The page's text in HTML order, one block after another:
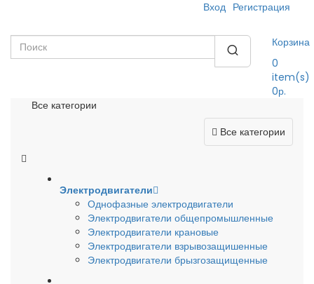
Вход Регистрация
Корзина
0
item(s)
0р.
Все категории
Все категории
Электродвигатели
Однофазные электродвигатели
Электродвигатели общепромышленные
Электродвигатели крановые
Электродвигатели взрывозащишенные
Электродвигатели брызгозащищенные